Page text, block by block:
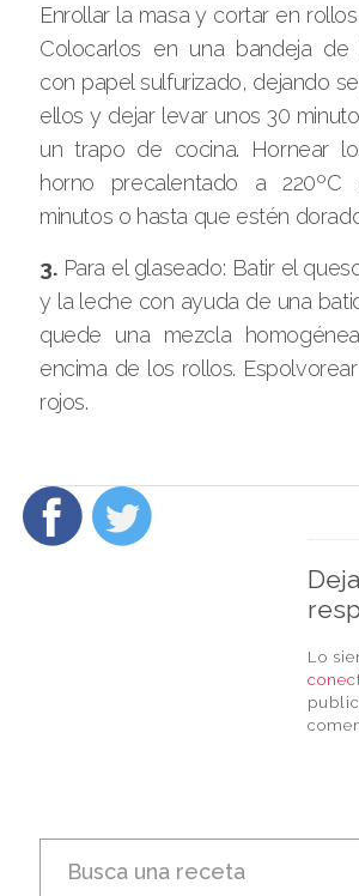
Enrollar la masa y cortar en
Colocarlos en una bandeja de
con papel sulfurizado, dejando
ellos y dejar levar unos 30
un trapo de cocina. Hornear
horno precalentado a 220ºC
minutos o hasta que estén
3.Para el glaseado: Batir el
y la leche con ayuda de una
quede una mezcla
encima de los rollos.
rojos.
Lo